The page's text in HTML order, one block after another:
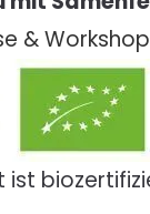
&
ist